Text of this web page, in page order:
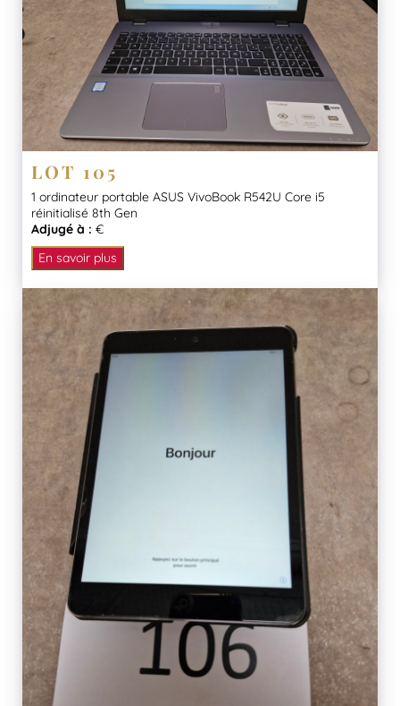
LOT 105
1 ordinateur portable ASUS VivoBook R542U Core i5
réinitialisé 8th Gen
Adjugé à : €
En savoir plus